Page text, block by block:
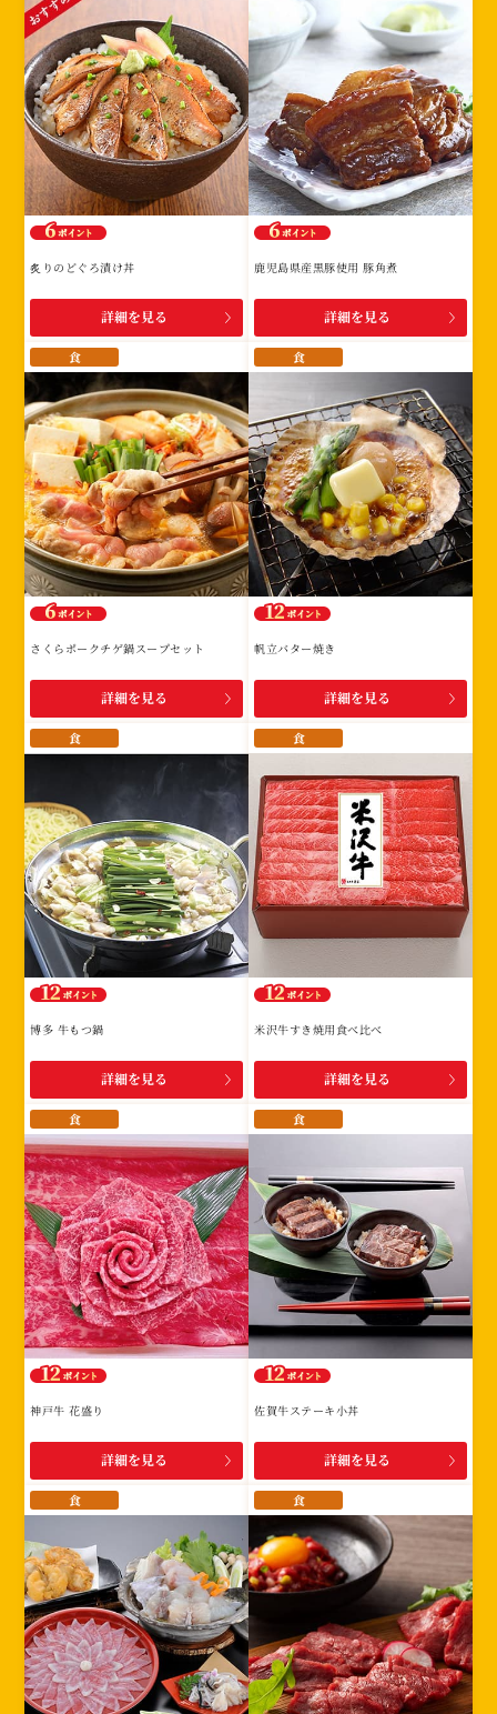
炙りのどぐろ漬け丼
詳細を見る
鹿児島県産黒豚使用 豚角煮
詳細を見る
食
さくらポークチゲ鍋スープセット
詳細を見る
食
帆立バター焼き
詳細を見る
食
博多 牛もつ鍋
詳細を見る
食
米沢牛すき焼用食べ比べ
詳細を見る
食
神戸牛 花盛り
詳細を見る
食
佐賀牛ステーキ小丼
詳細を見る
食 食